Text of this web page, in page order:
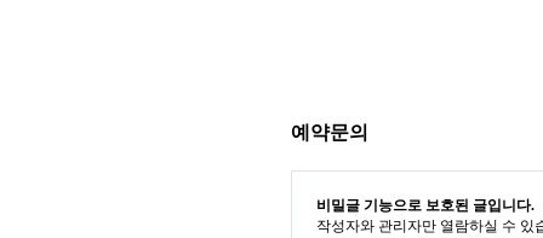
예약문의
비밀글 기능으로 보호된 글입니다.
작성자와 관리자만 열람하실 수 있